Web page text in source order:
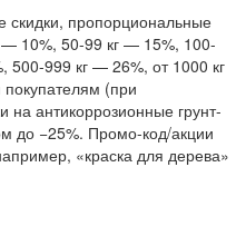
скидки, пропорциональные
— 10%, 50-99 кг — 15%, 100-
999 кг — 26%, от 1000 кг
(при
на антикоррозионные грунт-
до −25%. Промо-код/акции
«краска для дерева»